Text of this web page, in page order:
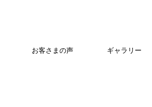
お客さまの声 ギャラリー